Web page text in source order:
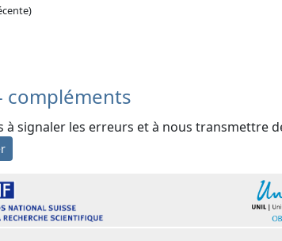
compléments
à signaler les erreurs et à nous transmettre